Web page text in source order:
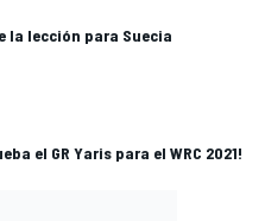
la lección para Suecia
el GR Yaris para el WRC 2021!